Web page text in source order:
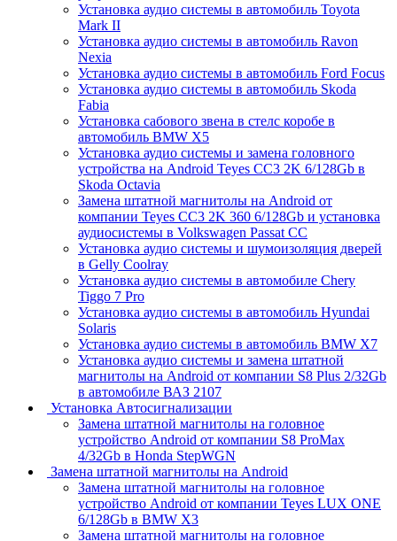
Установка аудио системы в автомобиль Toyota
Mark II
Установка аудио системы в автомобиль Ravon
Nexia
Установка аудио системы в автомобиль Ford Focus
Установка аудио системы в автомобиль Skoda
Fabia
Установка сабового звена в стелс коробе в
автомобиль BMW X5
Установка аудио системы и замена головного
устройства на Android Teyes CC3 2K 6/128Gb в
Skoda Octavia
Замена штатной магнитолы на Android от
компании Teyes CC3 2K 360 6/128Gb и установка
аудиосистемы в Volkswagen Passat CC
Установка аудио системы и шумоизоляция дверей
в Gelly Coolray
Установка аудио системы в автомобиле Chery
Tiggo 7 Pro
Установка аудио системы в автомобиль Hyundai
Solaris
Установка аудио системы в автомобиль BMW X7
Установка аудио системы и замена штатной
магнитолы на Android от компании S8 Plus 2/32Gb
в автомобиле ВАЗ 2107
Установка Автосигнализации
Замена штатной магнитолы на головное
устройство Android от компании S8 ProMax
4/32Gb в Honda StepWGN
Замена штатной магнитолы на Android
Замена штатной магнитолы на головное
устройство Android от компании Teyes LUX ONE
6/128Gb в BMW X3
Замена штатной магнитолы на головное